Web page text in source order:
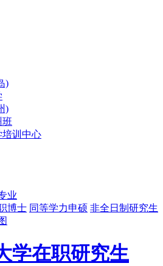
)
)
班
培训中心
业
博士 同等学力申硕 非全日制研究生
学在职研究生